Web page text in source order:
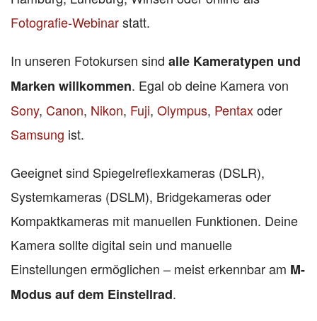
Fotografie-Webinarstatt.
In unseren Fotokursen sind alle Kameratypen und
Marken willkommen. Egal ob deine Kamera von
Sony, Canon, Nikon, Fuji, Olympus, Pentaxoder
Samsung ist.
Geeignet sind Spiegelreflexkameras (DSLR),
Systemkameras (DSLM), Bridgekameras oder
Kompaktkameras mit manuellen Funktionen. Deine
Kamera sollte digital sein und manuelle
Einstellungen ermöglichen – meist erkennbar am M-
Modus auf dem Einstellrad.